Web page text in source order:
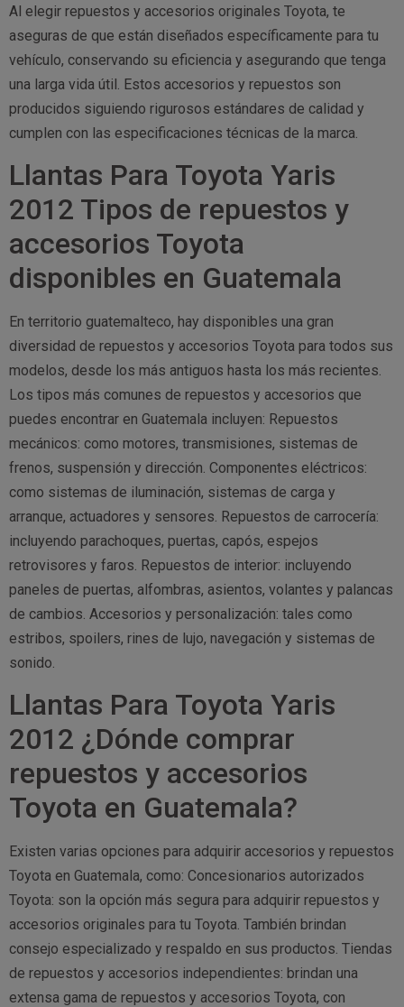
Al elegir repuestos y accesorios originales Toyota, te
aseguras de que están diseñados específicamente para tu
vehículo, conservando su eficiencia y asegurando que tenga
una larga vida útil. Estos accesorios y repuestos son
producidos siguiendo rigurosos estándares de calidad y
cumplen con las especificaciones técnicas de la marca.
Llantas Para Toyota Yaris
2012 Tipos de repuestos y
accesorios Toyota
disponibles en Guatemala
En territorio guatemalteco, hay disponibles una gran
diversidad de repuestos y accesorios Toyota para todos sus
modelos, desde los más antiguos hasta los más recientes.
Los tipos más comunes de repuestos y accesorios que
puedes encontrar en Guatemala incluyen: Repuestos
mecánicos: como motores, transmisiones, sistemas de
frenos, suspensión y dirección. Componentes eléctricos:
como sistemas de iluminación, sistemas de carga y
arranque, actuadores y sensores. Repuestos de carrocería:
incluyendo parachoques, puertas, capós, espejos
retrovisores y faros. Repuestos de interior: incluyendo
paneles de puertas, alfombras, asientos, volantes y palancas
de cambios. Accesorios y personalización: tales como
estribos, spoilers, rines de lujo, navegación y sistemas de
sonido.
Llantas Para Toyota Yaris
2012 ¿Dónde comprar
repuestos y accesorios
Toyota en Guatemala?
Existen varias opciones para adquirir accesorios y repuestos
Toyota en Guatemala, como: Concesionarios autorizados
Toyota: son la opción más segura para adquirir repuestos y
accesorios originales para tu Toyota. También brindan
consejo especializado y respaldo en sus productos. Tiendas
de repuestos y accesorios independientes: brindan una
extensa gama de repuestos y accesorios Toyota, con